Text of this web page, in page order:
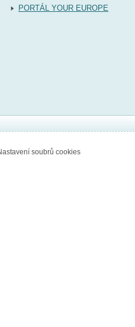
PORTÁL YOUR EUROPE
soubrů cookies